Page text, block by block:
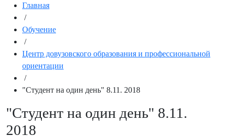
Главная
/
Обучение
/
Центр довузовского образования и профессиональной
ориентации
/
"Студент на один день" 8.11. 2018
"Студент на один день" 8.11.
2018